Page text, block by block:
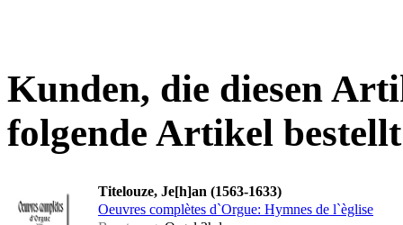
Kunden, die diesen
folgende Artikel
Titelouze, Je[h]an (1563-1633)
Oeuvres complètes d`Orgue: Hymnes de l`èglise